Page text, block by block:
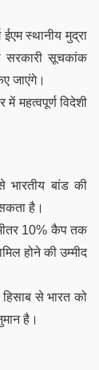
स्थानीय मुद्रा
सरकारी सूचकांक
जाएंगे।
में महत्वपूर्ण विदेशी
बांड की
है।
10% कैप तक
होने की उम्मीद
से भारत को
है।